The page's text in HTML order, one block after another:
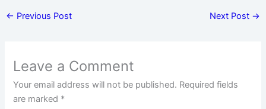
← Previous Post Next Post →
Leave a Comment
Your email address will not be published. Required fields
are marked *